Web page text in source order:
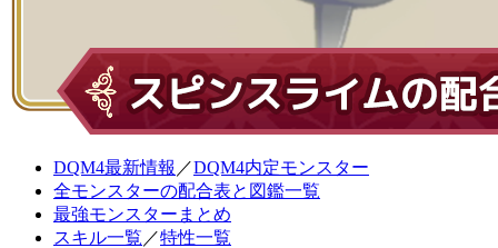
DQM4最新情報 ／DQM4内定モンスター
全モンスターの配合表と図鑑一覧
最強モンスターまとめ
スキル一覧 ／特性一覧